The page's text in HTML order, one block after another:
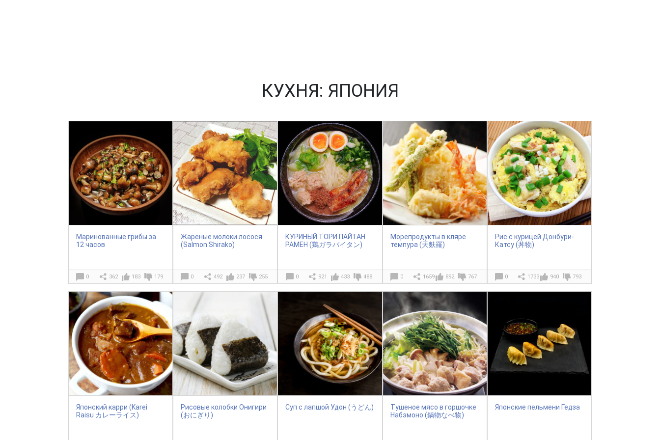
КУХНЯ: ЯПОНИЯ
Маринованные грибы за
12 часов
0 362 183 179
Жареные молоки лосося
(Salmon Shirako)
0 492 237 255
КУРИНЫЙ ТОРИ ПАЙТАН
РАМЕН (鶏ガラパイタン)
0 921 433 488
Морепродукты в кляре
темпура (天麩羅)
0 1659 892 767
Рис с курицей Донбури-
Катсу (丼物)
0 1733 940 793
Японский карри (Karei
Raisu カレーライス)
Рисовые колобки Онигири
(おにぎり)
Суп с лапшой Удон (うどん)
Тушеное мясо в горшочке
Набэмоно (鍋物なべ物)
Японские пельмени Гедза